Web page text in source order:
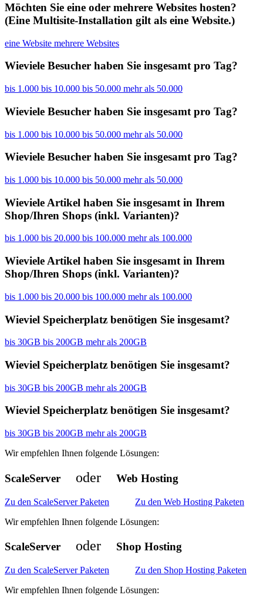
Möchten Sie eine oder mehrere Websites hosten?
(Eine Multisite-Installation gilt als eine Website.)
eine Website mehrere Websites
Wieviele Besucher haben Sie insgesamt pro Tag?
bis 1.000 bis 10.000 bis 50.000 mehr als 50.000
Wieviele Besucher haben Sie insgesamt pro Tag?
bis 1.000 bis 10.000 bis 50.000 mehr als 50.000
Wieviele Besucher haben Sie insgesamt pro Tag?
bis 1.000 bis 10.000 bis 50.000 mehr als 50.000
Wieviele Artikel haben Sie insgesamt in Ihrem
Shop/Ihren Shops (inkl. Varianten)?
bis 1.000 bis 20.000 bis 100.000 mehr als 100.000
Wieviele Artikel haben Sie insgesamt in Ihrem
Shop/Ihren Shops (inkl. Varianten)?
bis 1.000 bis 20.000 bis 100.000 mehr als 100.000
Wieviel Speicherplatz benötigen Sie insgesamt?
bis 30GB bis 200GB mehr als 200GB
Wieviel Speicherplatz benötigen Sie insgesamt?
bis 30GB bis 200GB mehr als 200GB
Wieviel Speicherplatz benötigen Sie insgesamt?
bis 30GB bis 200GB mehr als 200GB
Wir empfehlen Ihnen folgende Lösungen:
ScaleServer oder Web Hosting
Zu den ScaleServer Paketen
Zu den Web Hosting Paketen
Wir empfehlen Ihnen folgende Lösungen:
ScaleServer oder Shop Hosting
Zu den ScaleServer Paketen
Zu den Shop Hosting Paketen
Wir empfehlen Ihnen folgende Lösungen: